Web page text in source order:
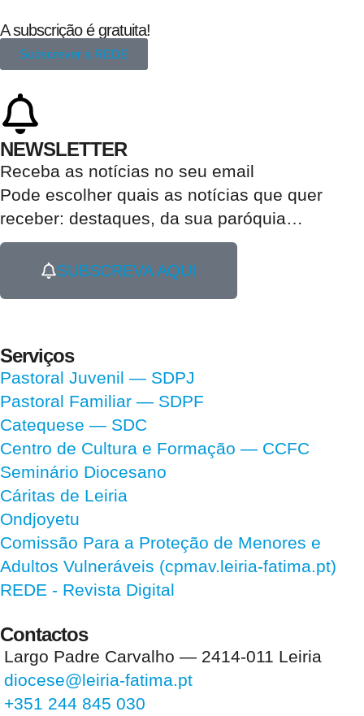
A subscrição é gratuita!
Subscrever a REDE
NEWSLETTER
Receba as notícias no seu email​
Pode escolher quais as notícias que quer
receber: destaques, da sua paróquia…
SUBSCREVA AQUI
Serviços
Pastoral Juvenil — SDPJ
Pastoral Familiar — SDPF
Catequese — SDC
Centro de Cultura e Formação — CCFC
Seminário Diocesano
Cáritas de Leiria
Ondjoyetu
Comissão Para a Proteção de Menores e
Adultos Vulneráveis (cpmav.leiria-fatima.pt)
REDE - Revista Digital
Contactos
Largo Padre Carvalho — 2414-011 Leiria
diocese@leiria-fatima.pt
+351 244 845 030